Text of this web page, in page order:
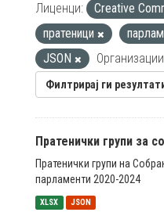
Лиценци: Creative
пратеници
JSON
Филтрирај ги
Пратенички групи за
Пратенички групи на
парламенти 2020-2024
XLSX JSON